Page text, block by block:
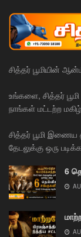
சித்தர் பூமியின்
உங்களை, சித்தர்
நாங்கள் மட்டற்ற
சித்தர் பூமி
தேடலுக்கு ஒரு
6